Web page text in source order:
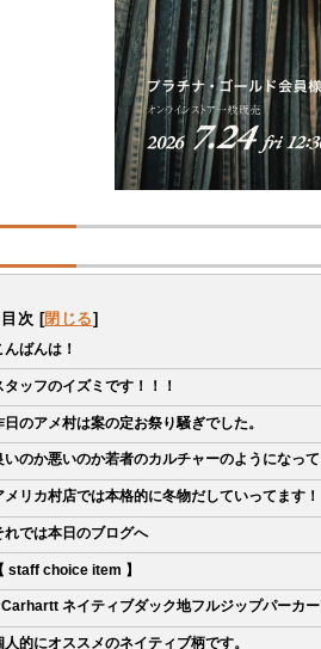
目次 [閉じる]
んばんは！
タッフのイズミです！！！
日のアメ村は案の定お祭り騒ぎでした。
いのか悪いのか若者のカルチャーのようになって
メリカ村店では本格的に冬物だしていってます！
れでは本日のブログへ
【 staff choice item 】
ㅤㅤㅤㅤㅤㅤㅤㅤㅤㅤㅤㅤㅤ “Carhartt ネイティブダック地フルジップパーカー”
人的にオススメのネイティブ柄です。